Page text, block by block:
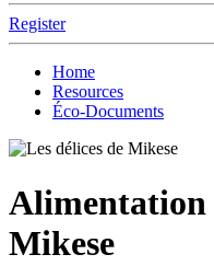
Register
Home
Resources
Éco-Documents
Alimentation
Mikese